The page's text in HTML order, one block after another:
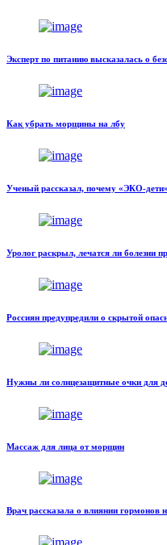
Эксперт по питанию высказалась о
Как убрать морщины на лбу
Ученый рассказал, почему «ЭКО-
Уролог раскрыл, лечатся ли болезни
Россиян предупредили о скрытой
Нужны ли солнцезащитные очки для
Массаж для лица от морщин
Врач рассказала о влиянии гормонов